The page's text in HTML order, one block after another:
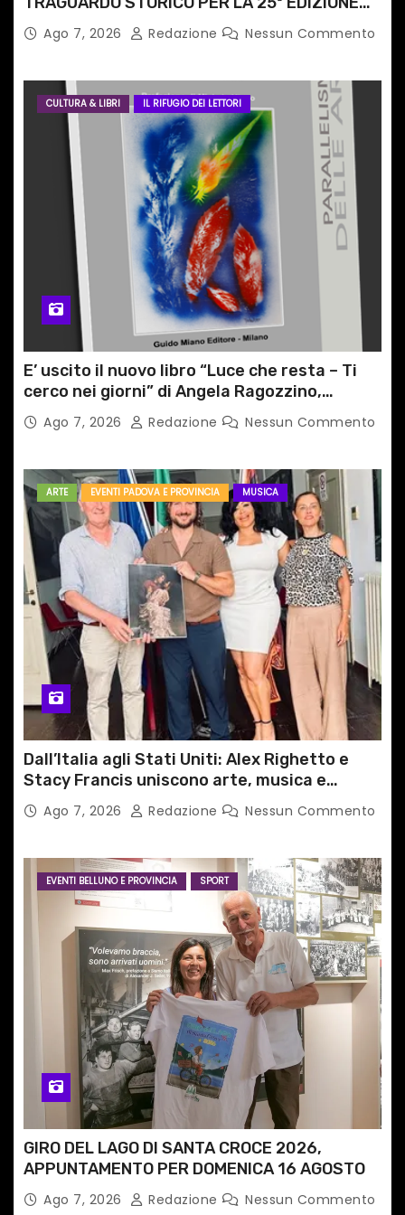
TRA LE CIME PATRIMONIO UNESCO
Ago 7, 2026 Redazione Nessun Commento
CULTURA & LIBRI IL RIFUGIO DEI LETTORI
E’ uscito il nuovo libro “Luce che resta – Ti
cerco nei giorni” di Angela Ragozzino,
medico primario di Capua
Ago 7, 2026 Redazione Nessun Commento
ARTE EVENTI PADOVA E PROVINCIA MUSICA
Dall’Italia agli Stati Uniti: Alex Righetto e
Stacy Francis uniscono arte, musica e
tecnologia in un nuovo progetto
internazionale”
Ago 7, 2026 Redazione Nessun Commento
EVENTI BELLUNO E PROVINCIA SPORT
GIRO DEL LAGO DI SANTA CROCE 2026,
APPUNTAMENTO PER DOMENICA 16 AGOSTO
Ago 7, 2026 Redazione Nessun Commento